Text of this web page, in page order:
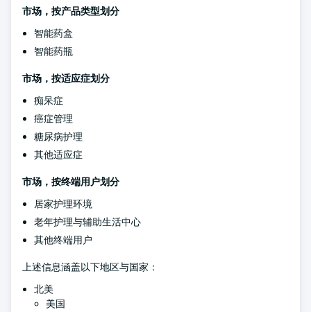
市场，按产品类型划分
智能药盒
智能药瓶
市场，按适应症划分
痴呆症
癌症管理
糖尿病护理
其他适应症
市场，按终端用户划分
居家护理环境
老年护理与辅助生活中心
其他终端用户
上述信息涵盖以下地区与国家：
北美
美国